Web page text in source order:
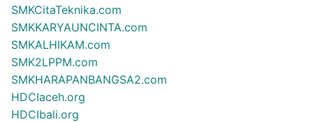
SMKCitaTeknika.com
SMKKARYAUNCINTA.com
SMKALHIKAM.com
SMK2LPPM.com
SMKHARAPANBANGSA2.com
HDCIaceh.org
HDCIbali.org